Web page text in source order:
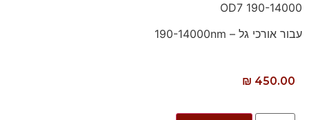
190-14000 OD7
עבור אורכי גל – 190-14000nm
₪ 450.00